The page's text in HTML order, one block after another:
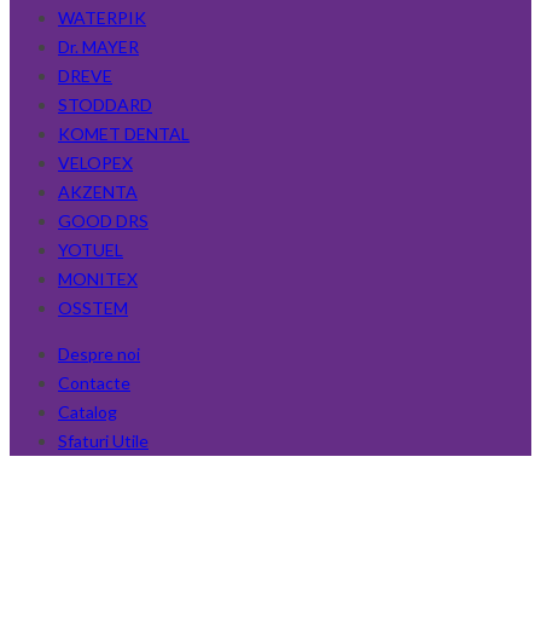
WATERPIK
Dr. MAYER
DREVE
STODDARD
KOMET DENTAL
VELOPEX
AKZENTA
GOOD DRS
YOTUEL
MONITEX
OSSTEM
Despre noi
Contacte
Catalog
Sfaturi Utile